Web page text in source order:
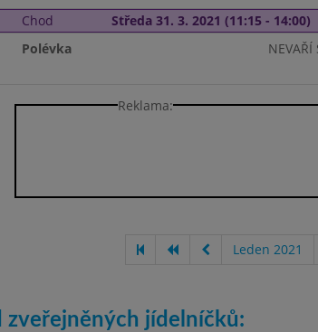
Chod Středa 31. 3. 2021 (11:15 - 14:00)
Polévka NEVAŘÍ
Reklama:
Leden 2021
zveřejněných jídelníčků: